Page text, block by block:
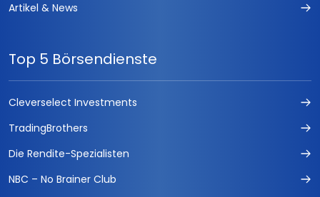
Artikel & News
Top 5 Börsendienste
Cleverselect Investments
TradingBrothers
Die Rendite-Spezialisten
NBC – No Brainer Club